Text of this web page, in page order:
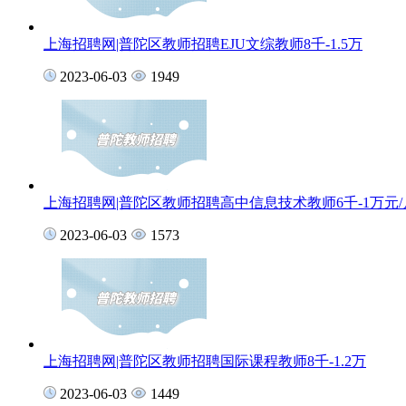
上海招聘网|普陀区教师招聘EJU文综教师8千-1.5万
2023-06-03 1949
上海招聘网|普陀区教师招聘高中信息技术教师6千-1万元/
2023-06-03 1573
上海招聘网|普陀区教师招聘国际课程教师8千-1.2万
2023-06-03 1449